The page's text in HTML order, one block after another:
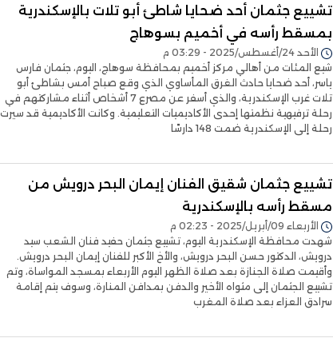
تشييع جثمان أحد ضحايا شاطئ أبو تلات بالإسكندرية
بمسقط رأسه في أخميم بسوهاج
الأحد 24/أغسطس/2025 - 03:29 م
شيع المئات من أهالي مركز أخميم بمحافظة سوهاج، اليوم، جثمان فارس
ياسر، أحد ضحايا حادث الغرق المأساوي الذي وقع صباح أمس بشاطئ أبو
تلات غرب الإسكندرية، والذي أسفر عن مصرع 7 أشخاص أثناء مشاركتهم في
رحلة ترفيهية نظمتها إحدى الأكاديميات التعليمية. وكانت الأكاديمية قد سيرت
رحلة إلى الإسكندرية ضمت 148 دارسًا
تشييع جثمان شقيق الفنان إيمان البحر درويش من
مسقط رأسه بالإسكندرية
الأربعاء 09/أبريل/2025 - 02:23 م
شهدت محافظة الإسكندرية اليوم، تشييع جثمان حفيد فنان الشعب سيد
درويش، الدكتور حسن البحر درويش، والأخ الأكبر للفنان إيمان البحر درويش.
وأقيمت صلاة الجنازة بعد صلاة الظهر اليوم الأربعاء بمسجد المواساة، وتم
تشييع الجثمان إلى مثواه الأخير والدفن بمدافن المنارة، وسوف يتم إقامة
سرادق العزاء بعد صلاة المغرب